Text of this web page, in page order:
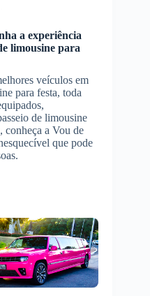
a experiência
limousine para
veículos em
para festa, toda
de limousine
, conheça a Vou de
que pode